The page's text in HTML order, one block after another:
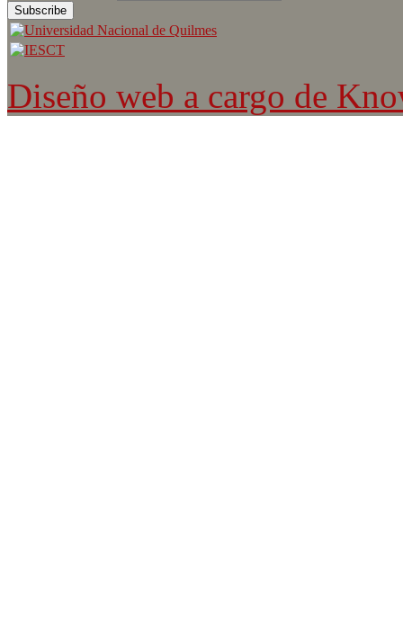
Diseño web a cargo de